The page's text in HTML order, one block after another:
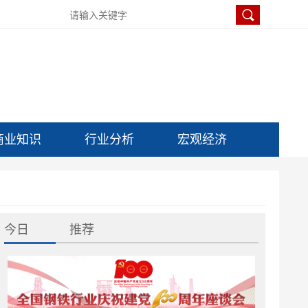
业知识 行业分析 宏观经济
今日 推荐